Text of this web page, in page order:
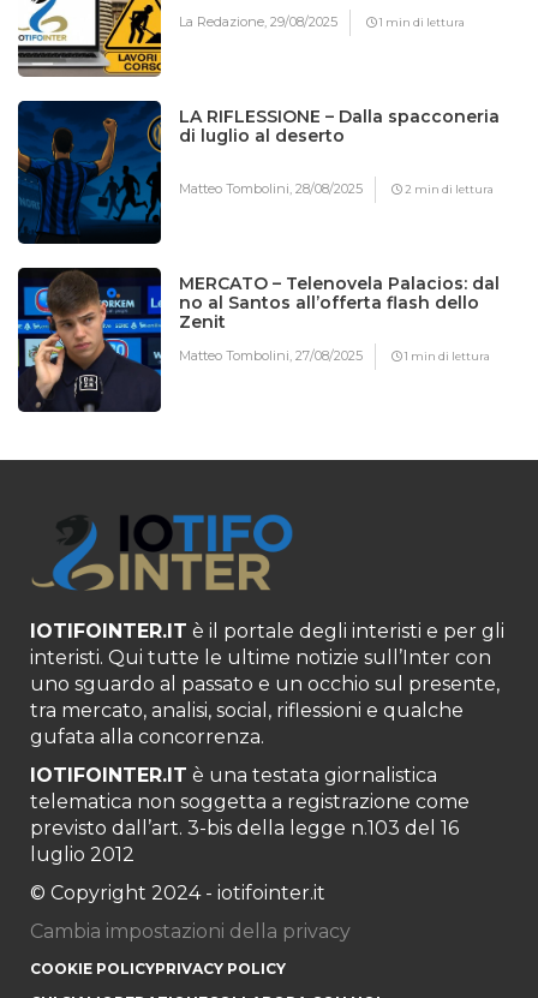
La Redazione,29/08/2025 1 min di lettura
LA RIFLESSIONE – Dalla spacconeria
di luglio al deserto
Matteo Tombolini,28/08/2025 2 min di lettura
MERCATO – Telenovela Palacios: dal
no al Santos all’offerta flash dello
Zenit
Matteo Tombolini,27/08/2025 1 min di lettura
IOTIFOINTER.IT è il portale degli interisti e per gli
interisti. Qui tutte le ultime notizie sull’Inter con
uno sguardo al passato e un occhio sul presente,
tra mercato, analisi, social, riflessioni e qualche
gufata alla concorrenza.
IOTIFOINTER.IT è una testata giornalistica
telematica non soggetta a registrazione come
previsto dall’art. 3-bis della legge n.103 del 16
luglio 2012
© Copyright 2024 - iotifointer.it
Cambia impostazioni della privacy
COOKIE POLICYPRIVACY POLICY